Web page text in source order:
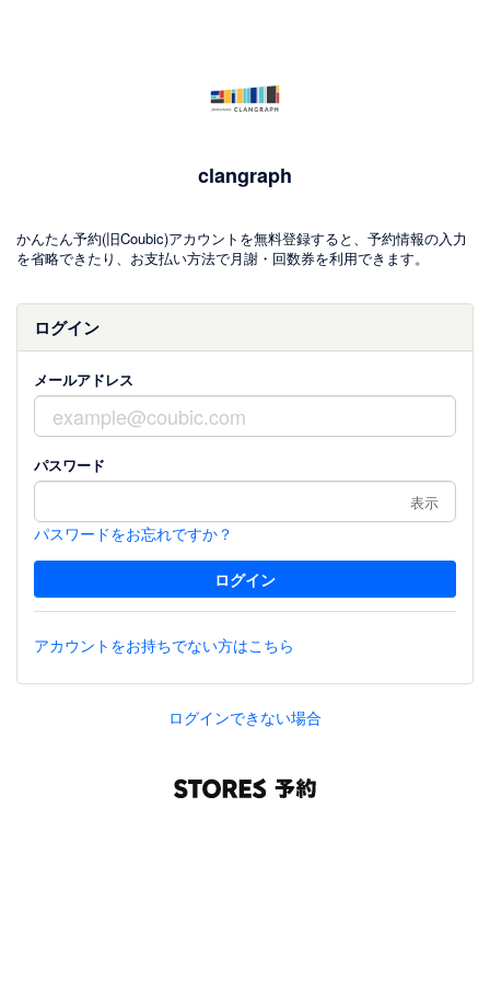
clangraph
かんたん予約(旧Coubic)アカウントを無料登録すると、予約情報の入力
を省略できたり、お支払い方法で月謝・回数券を利用できます。
ログイン
メールアドレス
パスワード
表示
パスワードをお忘れですか？
アカウントをお持ちでない方はこちら
ログインできない場合